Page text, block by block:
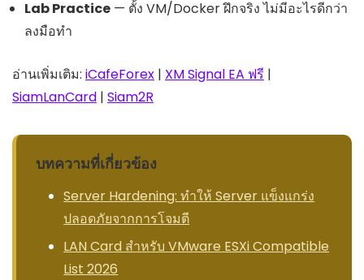
Lab Practice — ตั้ง VM/Docker ฝึกจริง ไม่มีอะไรดีกว่า
ลงมือทำ
อ่านเพิ่มเติม: iCafeForex | XM Signal EA ฟรี |
SiamLanCard | Siam2R
บทความที่เกี่ยวข้อง
Server Hardening: ทำให้ Server แข็งแกร่ง
ปลอดภัยจากการโจมตี
LAN Card สำหรับ VMware ESXi Compatible
List 2026